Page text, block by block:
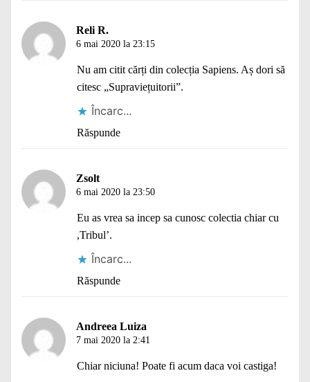
Reli R.
6 mai 2020 la 23:15
Nu am citit cărți din colecția Sapiens. Aș dori să
citesc „Supraviețuitorii”.
Încarc...
Răspunde
Zsolt
6 mai 2020 la 23:50
Eu as vrea sa incep sa cunosc colectia chiar cu
,Tribul’.
Încarc...
Răspunde
Andreea Luiza
7 mai 2020 la 2:41
Chiar niciuna! Poate fi acum daca voi castiga!